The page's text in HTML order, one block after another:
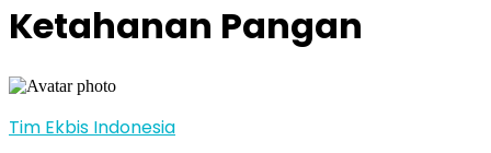
Ketahanan Pangan
Tim Ekbis Indonesia